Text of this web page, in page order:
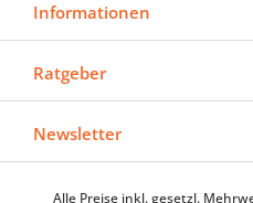
Informationen
Ratgeber
Newsletter
Alle Preise inkl. gesetzl.